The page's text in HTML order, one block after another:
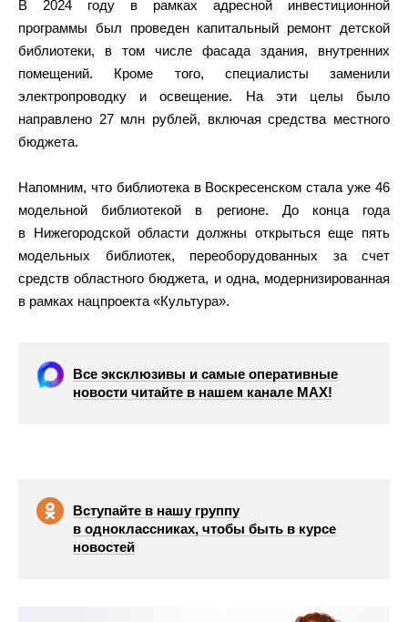
В 2024 году в рамках адресной инвестиционной
программы был проведен капитальный ремонт детской
библиотеки, в том числе фасада здания, внутренних
помещений. Кроме того, специалисты заменили
электропроводку и освещение. На эти целы было
направлено 27 млн рублей, включая средства местного
бюджета.
Напомним, что библиотека в Воскресенском стала уже 46
модельной библиотекой в регионе. До конца года
в Нижегородской области должны открыться еще пять
модельных библиотек, переоборудованных за счет
средств областного бюджета, и одна, модернизированная
в рамках нацпроекта «Культура».
Все эксклюзивы и самые оперативные
новости читайте в нашем канале МАХ!
Вступайте в нашу группу
в одноклассниках, чтобы быть в курсе
новостей